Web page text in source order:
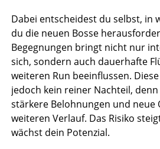
Dabei entscheidest du selbst, in
du die neuen Bosse
Begegnungen bringt nicht nur
sich, sondern auch dauerhafte
weiteren Run beeinflussen.
jedoch kein reiner Nachteil,
stärkere Belohnungen und neue
weiteren Verlauf. Das Risiko
wächst dein Potenzial.